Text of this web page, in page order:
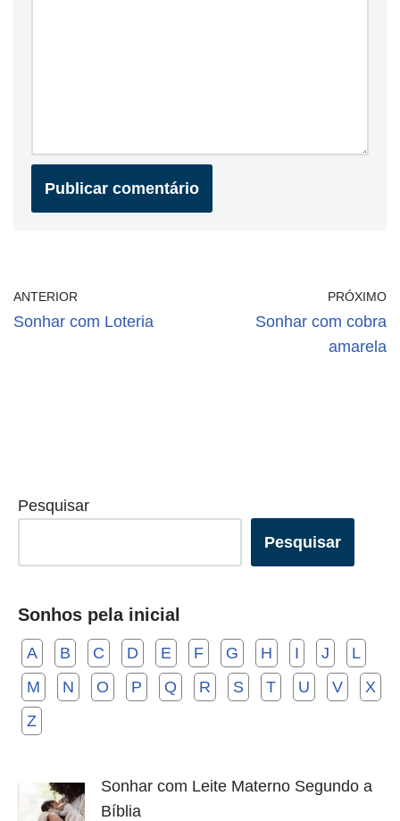
ANTERIOR
Sonhar com Loteria
PRÓXIMO
Sonhar com cobra
amarela
Pesquisar
Pesquisar
Sonhos pela inicial
A B C D E F G H I J
L
M
N O P Q R S T U V
X
Z
Sonhar com Leite Materno Segundo a
Bíblia